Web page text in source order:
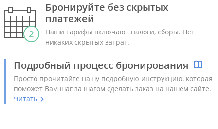
Бронируйте без скрытых
платежей
Наши тарифы включают налоги, сборы. Нет
никаких скрытых затрат.
Подробный процесс бронирования
Просто прочитайте нашу подробную инструкцию, которая
поможет Вам шаг за шагом сделать заказ на нашем сайте.
Читать